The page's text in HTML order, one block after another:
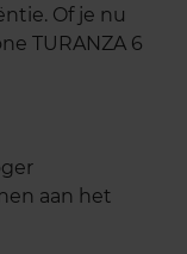
Of je nu
TURANZA 6
aan het